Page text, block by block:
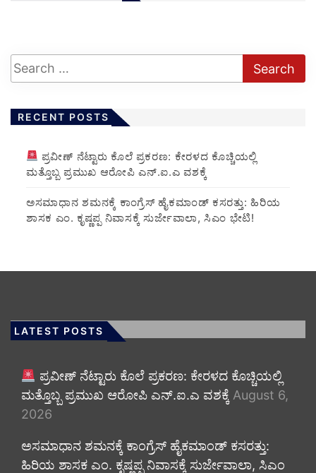
RECENT POSTS
ಪ್ರವೀಣ್ ನೆಟ್ಟಾರು ಕೊಲೆ ಪ್ರಕರಣ: ಕೇರಳದ ಕೊಚ್ಚಿಯಲ್ಲಿ
ಮತ್ತೊಬ್ಬ ಪ್ರಮುಖ ಆರೋಪಿ ಎನ್.ಐ.ಎ ವಶಕ್ಕೆ
ಅಸಮಾಧಾನ ಶಮನಕ್ಕೆ ಕಾಂಗ್ರೆಸ್ ಹೈಕಮಾಂಡ್ ಕಸರತ್ತು: ಹಿರಿಯ
ಶಾಸಕ ಎಂ. ಕೃಷ್ಣಪ್ಪ ನಿವಾಸಕ್ಕೆ ಸುರ್ಜೇವಾಲಾ, ಸಿಎಂ ಭೇಟಿ!
LATEST POSTS
ಪ್ರವೀಣ್ ನೆಟ್ಟಾರು ಕೊಲೆ ಪ್ರಕರಣ: ಕೇರಳದ ಕೊಚ್ಚಿಯಲ್ಲಿ
ಮತ್ತೊಬ್ಬ ಪ್ರಮುಖ ಆರೋಪಿ ಎನ್.ಐ.ಎ ವಶಕ್ಕೆ August 6,
2026
ಅಸಮಾಧಾನ ಶಮನಕ್ಕೆ ಕಾಂಗ್ರೆಸ್ ಹೈಕಮಾಂಡ್ ಕಸರತ್ತು:
ಹಿರಿಯ ಶಾಸಕ ಎಂ. ಕೃಷ್ಣಪ್ಪ ನಿವಾಸಕ್ಕೆ ಸುರ್ಜೇವಾಲಾ, ಸಿಎಂ